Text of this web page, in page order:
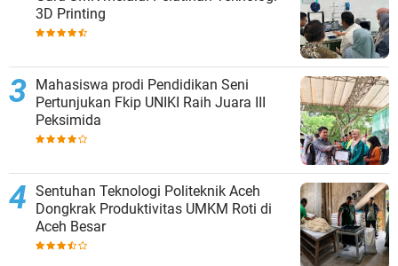
3D Printing
Mahasiswa prodi Pendidikan Seni
Pertunjukan Fkip UNIKI Raih Juara III
Peksimida
Sentuhan Teknologi Politeknik Aceh
Dongkrak Produktivitas UMKM Roti di
Aceh Besar